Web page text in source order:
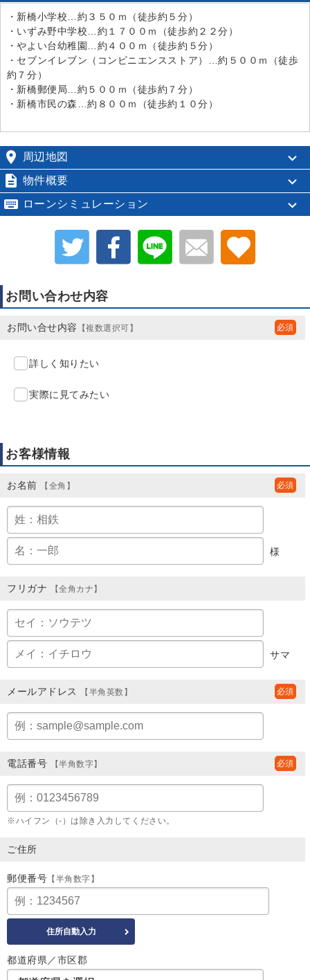
・新橋小学校…約３５０ｍ（徒歩約５分）
・いずみ野中学校…約１７００ｍ（徒歩約２２分）
・やよい台幼稚園…約４００ｍ（徒歩約５分）
・セブンイレブン（コンビニエンスストア）…約５００ｍ（徒歩
約７分）
・新橋郵便局…約５００ｍ（徒歩約７分）
・新橋市民の森…約８００ｍ（徒歩約１０分）
 周辺地図
 物件概要
 ローンシミュレーション
お問い合わせ内容
お問い合せ内容 【複数選択可】
詳しく知りたい
実際に見てみたい
お客様情報
お名前 【全角】
様
フリガナ 【全角カナ】
サマ
メールアドレス 【半角英数】
電話番号 【半角数字】
※ハイフン（-）は除き入力してください。
ご住所
郵便番号 【半角数字】
都道府県／市区郡